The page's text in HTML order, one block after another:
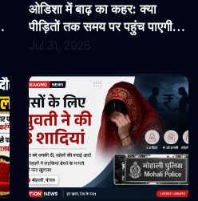
ओडिशा में बाढ़ का कहर: क्या
पीड़ितों तक समय पर पहुंच पाएगी